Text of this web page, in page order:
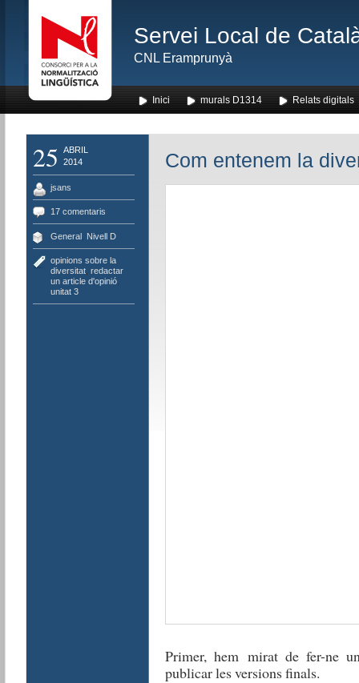
Servei Local de
CNL Eramprunyà
Inici murals D1314 Relats digitals
25
ABRIL
2014
jsans
17 comentaris
General, Nivell D
opinions sobre la
diversitat, redactar
un article d'opinió,
unitat 3
Com entenem la
Primer, hem mirat de fer-ne
publicar les versions finals.